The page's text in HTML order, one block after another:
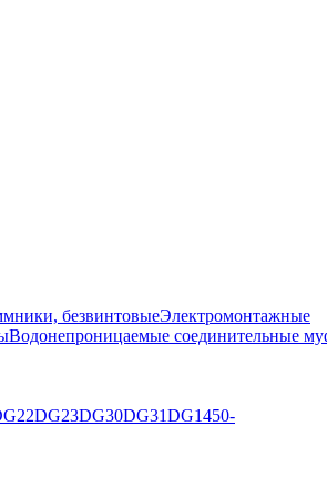
безвинтовыеЭлектромонтажные
Водонепроницаемые соединительные
DG23DG30DG31DG1450-